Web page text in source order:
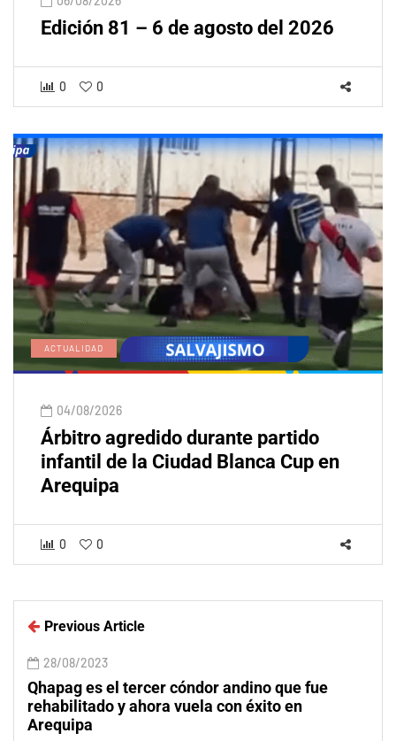
Edición 81 – 6 de agosto del 2026
0 0
ACTUALIDAD
04/08/2026
Árbitro agredido durante partido
infantil de la Ciudad Blanca Cup en
Arequipa
0 0
Previous Article
28/08/2023
Qhapag es el tercer cóndor andino que fue
rehabilitado y ahora vuela con éxito en
Arequipa